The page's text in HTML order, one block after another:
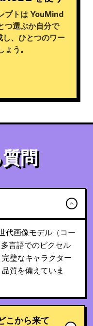
プトは YouMind
つ選ぶか自分で
、ひとつのワー
う。
問
代画像モデル（コー
言語でのピクセル
璧なキャラクター
質を備えていま
こから来て